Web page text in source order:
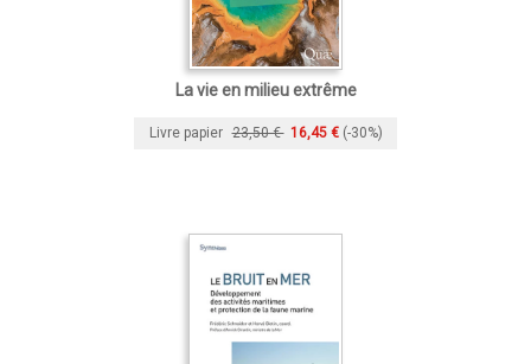
La vie en milieu extrême
Livre papier 23,50 € 16,45 € (-30%)